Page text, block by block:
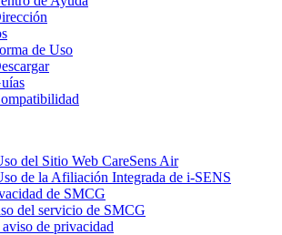
de Uso
del Sitio Web CareSens Air
de la Afiliación Integrada de i-SENS
de SMCG
del servicio de SMCG
de privacidad